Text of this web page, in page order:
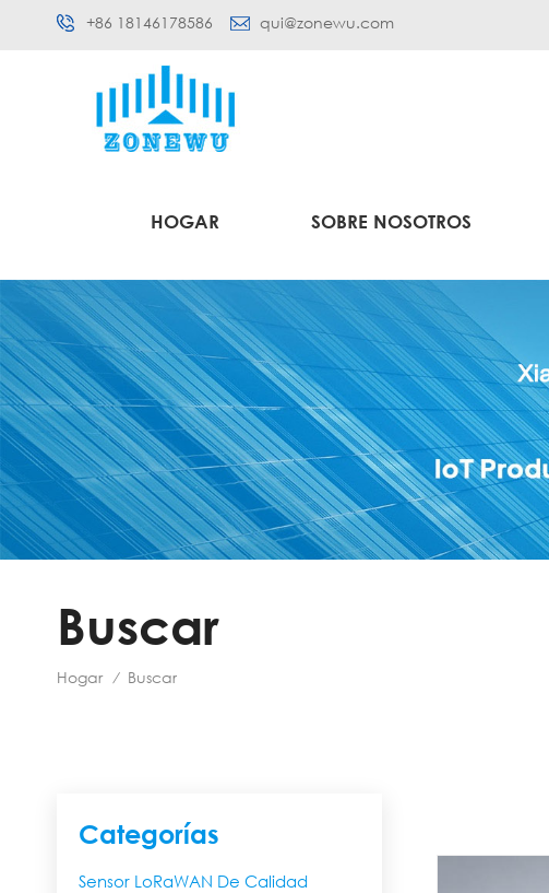
+86 18146178586 qui@zonewu.com
HOGAR SOBRE NOSOTROS
Buscar
Hogar / Buscar
Categorías
Sensor LoRaWAN De Calidad